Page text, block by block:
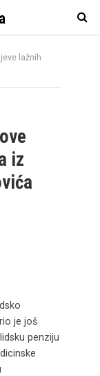
lažnih
iz
je još
penziju